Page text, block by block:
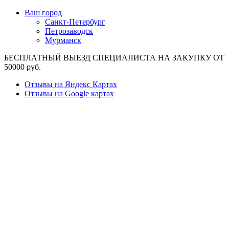
Ваш город
Санкт-Петербург
Петрозаводск
Мурманск
БЕСПЛАТНЫЙ ВЫЕЗД СПЕЦИАЛИСТА НА ЗАКУПКУ ОТ
50000 руб.
Отзывы на Яндекс Картах
Отзывы на Google картах